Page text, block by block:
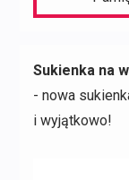
Sukienka na
- nowa
i wyjątkowo!